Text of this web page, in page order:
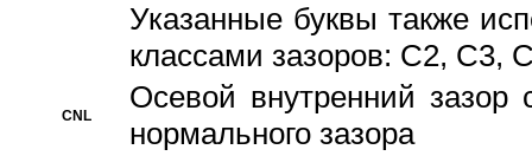
Указанные буквы также
классами зазоров: С2,
CNL
Осевой внутренний зазор
нормального зазора